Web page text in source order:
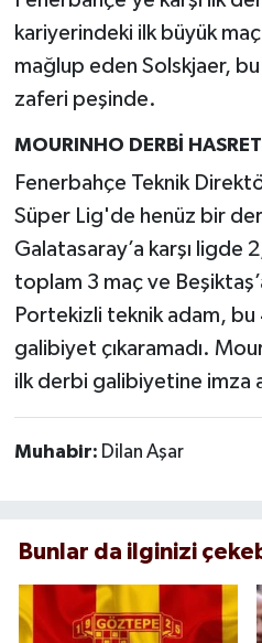
kariyerindeki ilk büyük
mağlup eden Solskjaer,
zaferi peşinde.
MOURINHO DERBİ
Fenerbahçe Teknik
Süper Lig'de henüz bir
Galatasaray’a karşı ligde
toplam 3 maç ve
Portekizli teknik adam, bu
galibiyet çıkaramadı.
ilk derbi galibiyetine imza
Muhabir: Dilan Aşar
Bunlar da ilginizi